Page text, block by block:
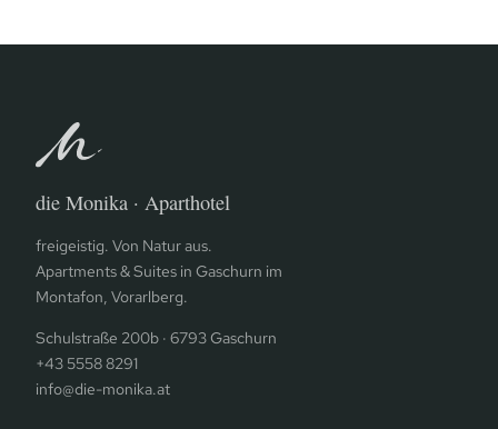
die Monika · Aparthotel
freigeistig. Von Natur aus.
Apartments & Suites in Gaschurn im
Montafon, Vorarlberg.
Schulstraße 200b · 6793 Gaschurn
+43 5558 8291
info@die-monika.at